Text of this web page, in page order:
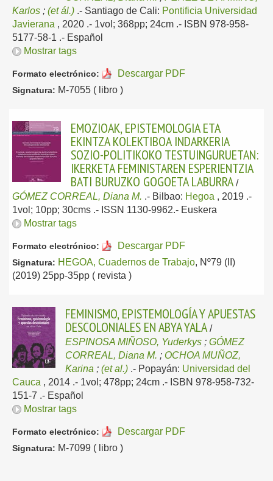
Karlos ; (et ál.) .- Santiago de Cali: Pontificia Universidad
Javierana , 2020 .- 1vol; 368pp; 24cm .- ISBN 978-958-
5177-58-1 .- Español
Mostrar tags
Formato electrónico: Descargar PDF
Signatura: M-7055 ( libro )
EMOZIOAK, EPISTEMOLOGIA ETA
EKINTZA KOLEKTIBOA INDARKERIA
SOZIO-POLITIKOKO TESTUINGURUETAN:
IKERKETA FEMINISTAREN ESPERIENTZIA
BATI BURUZKO GOGOETA LABURRA /
GÓMEZ CORREAL, Diana M. .- Bilbao: Hegoa , 2019 .-
1vol; 10pp; 30cms .- ISSN 1130-9962.- Euskera
Mostrar tags
Formato electrónico: Descargar PDF
Signatura: HEGOA, Cuadernos de Trabajo, Nº79 (II)
(2019) 25pp-35pp ( revista )
FEMINISMO, EPISTEMOLOGÍA Y APUESTAS
DESCOLONIALES EN ABYA YALA /
ESPINOSA MIÑOSO, Yuderkys ; GÓMEZ
CORREAL, Diana M. ; OCHOA MUÑOZ,
Karina ; (et al.) .- Popayán: Universidad del
Cauca , 2014 .- 1vol; 478pp; 24cm .- ISBN 978-958-732-
151-7 .- Español
Mostrar tags
Formato electrónico: Descargar PDF
Signatura: M-7099 ( libro )